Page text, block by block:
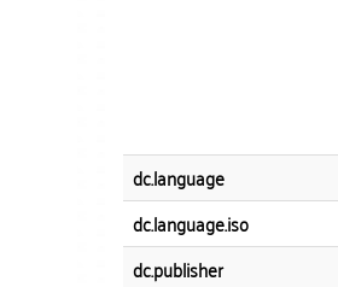
dc.language
dc.language.iso
dc.publisher